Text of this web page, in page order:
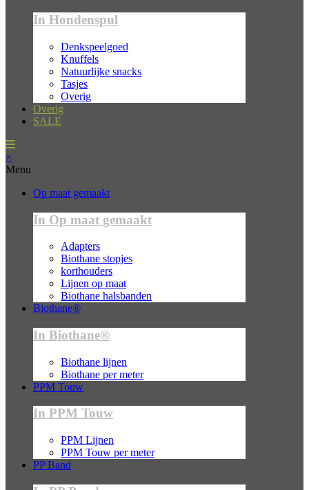
In Hondenspul
Denkspeelgoed
Knuffels
Natuurlijke snacks
Tasjes
Overig
Overig
SALE
×
Menu
Op maat gemaakt
In Op maat gemaakt
Adapters
Biothane stopjes
korthouders
Lijnen op maat
Biothane halsbanden
Biothane®
In Biothane®
Biothane lijnen
Biothane per meter
PPM Touw
In PPM Touw
PPM Lijnen
PPM Touw per meter
PP Band